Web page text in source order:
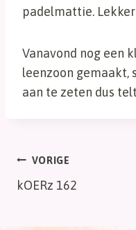
padelmattie.
Vanavond nog een
leenzoon gemaakt,
aan te zeten dus
Bericht
navigatie
VORIGE
kOERz 162